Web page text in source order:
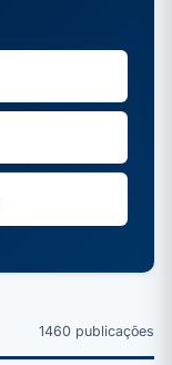
1460 publicações